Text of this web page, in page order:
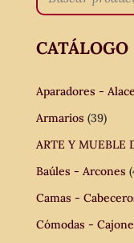
CATÁLOGO
Aparadores -
Armarios (39)
ARTE Y MUEBLE
Baúles - Arcones
Camas -
Cómodas -